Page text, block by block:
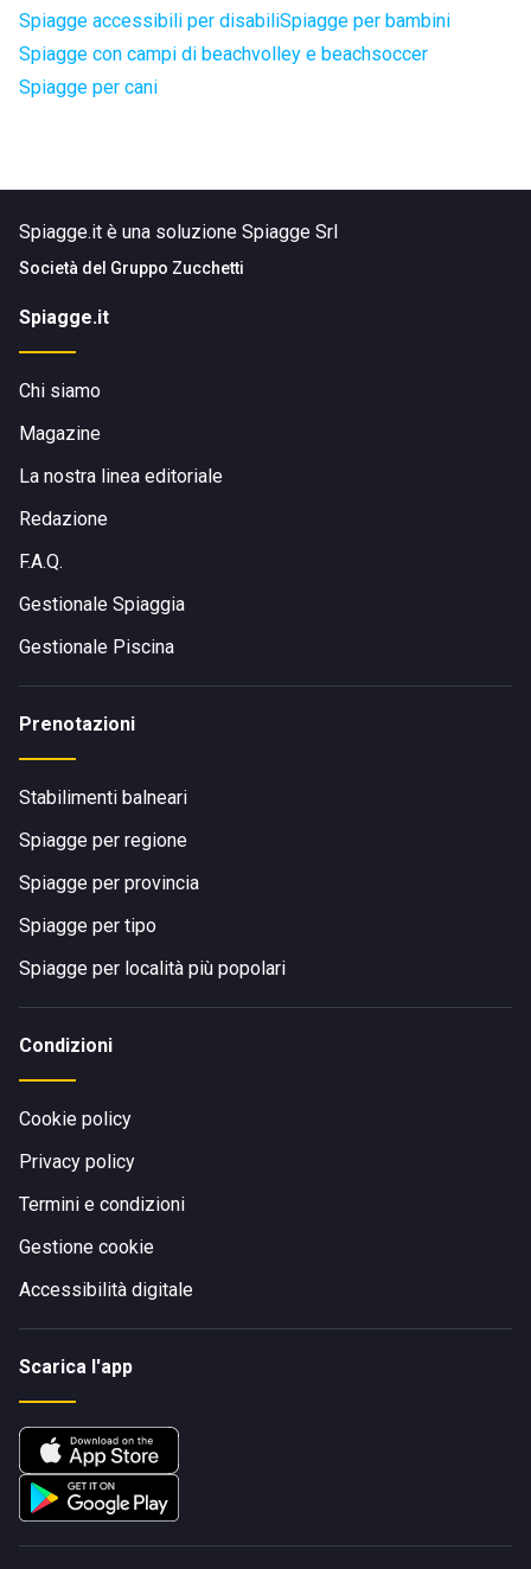
Spiagge accessibili per disabiliSpiagge per bambini
Spiagge con campi di beachvolley e beachsoccer
Spiagge per cani
Spiagge.it è una soluzione Spiagge Srl
Società del Gruppo Zucchetti
Spiagge.it
Chi siamo
Magazine
La nostra linea editoriale
Redazione
F.A.Q.
Gestionale Spiaggia
Gestionale Piscina
Prenotazioni
Stabilimenti balneari
Spiagge per regione
Spiagge per provincia
Spiagge per tipo
Spiagge per località più popolari
Condizioni
Cookie policy
Privacy policy
Termini e condizioni
Gestione cookie
Accessibilità digitale
Scarica l'app